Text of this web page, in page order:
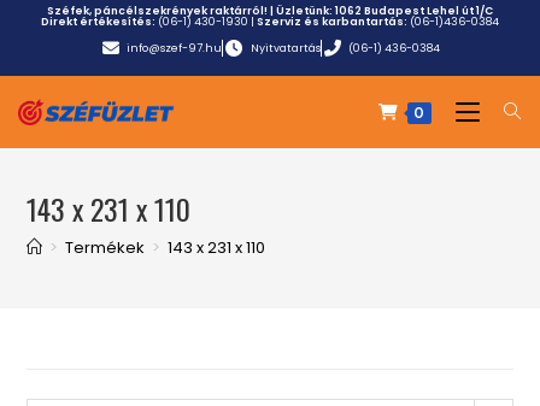
Széfek, páncélszekrények raktárról! | Üzletünk:1062 Budapest Lehel út 1/C
Direkt értékesítés: (06-1) 430-1930 | Szerviz és karbantartás: (06-1)436-0384
info@szef-97.hu
Nyitvatartás (06-1) 436-0384
0
143 x 231 x 110
> Termékek > 143 x 231 x 110